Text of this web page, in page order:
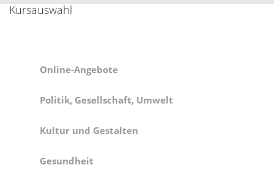
Kursauswahl
Online-Angebote
Politik, Gesellschaft, Umwelt
Kultur und Gestalten
Gesundheit